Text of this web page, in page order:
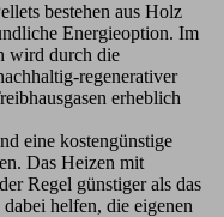
bestehen aus Holz
Energieoption. Im
wird durch die
regenerativer
erheblich
eine kostengünstige
Das Heizen mit
Regel günstiger als das
helfen, die eigenen